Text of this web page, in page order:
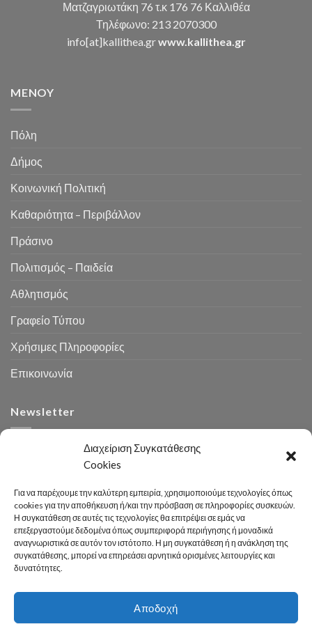
Διαχείριση Συγκατάθεσης
Cookies
Για να παρέχουμε την καλύτερη εμπειρία, χρησιμοποιούμε τεχνολογίες όπως
cookies για την αποθήκευση ή/και την πρόσβαση σε πληροφορίες συσκευών.
Η συγκατάθεση σε αυτές τις τεχνολογίες θα επιτρέψει σε εμάς να
επεξεργαστούμε δεδομένα όπως συμπεριφορά περιήγησης ή μοναδικά
αναγνωριστικά σε αυτόν τον ιστότοπο. Η μη συγκατάθεση ή η ανάκληση της
συγκατάθεσης, μπορεί να επηρεάσει αρνητικά ορισμένες λειτουργίες και
δυνατότητες.
Αποδοχή
Ματζαγριωτάκη 76 τ.κ 176 76 Καλλιθέα
Τηλέφωνο: 213 2070300
info[at]kallithea.grwww.kallithea.gr
MENOY
Πόλη
Δήμος
Κοινωνική Πολιτική
Καθαριότητα – Περιβάλλον
Πράσινο
Πολιτισμός – Παιδεία
Αθλητισμός
Γραφείο Τύπου
Χρήσιμες Πληροφορίες
Επικοινωνία
Newsletter
Αναζήτηση